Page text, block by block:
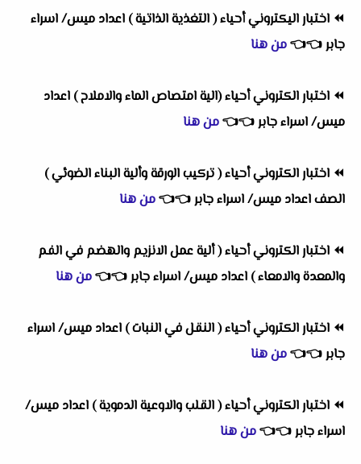
⏪ اختبار اليكتروني أحياء ( التغذية الذاتية ) اعداد ميس/ اسراء
جابر👈
👈من هنا
⏪ اختبار الكتروني أحياء (الية امتصاص الماء والاملاح ) اعداد
ميس/ اسراء جابر👈
👈من هنا
⏪ اختبار الكتروني أحياء ( تركيب الورقة وألية البناء الضوئي )
الصف اعداد ميس/ اسراء جابر👈
👈من هنا
⏪ اختبار الكتروني أحياء ( ألية عمل الانزيم والهضم في الفم
والمعدة والامعاء ) اعداد ميس/ اسراء جابر👈
👈من هنا
⏪ اختبار الكتروني أحياء ( النقل في النبات ) اعداد ميس/ اسراء
جابر👈
👈من هنا
⏪ اختبار الكتروني أحياء ( القلب والاوعية الدموية ) اعداد ميس/
اسراء جابر👈
👈من هنا